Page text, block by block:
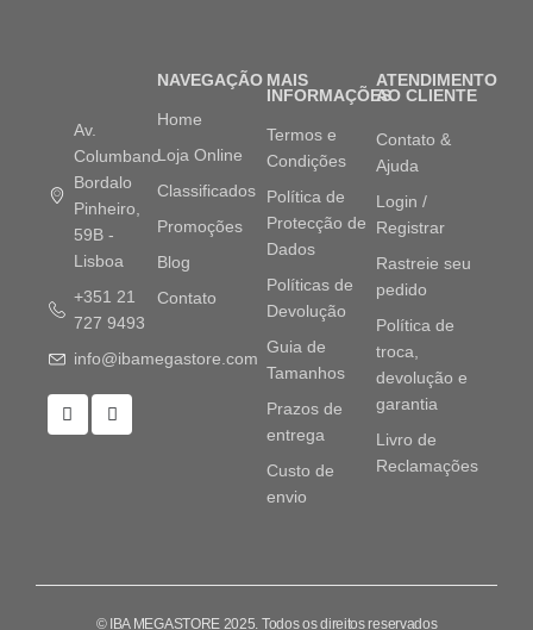
Av.
Columbano
Bordalo
Pinheiro,
59B -
Lisboa
+351 21
727 9493
info@ibamegastore.com
NAVEGAÇÃO
Home
Loja Online
Classificados
Promoções
Blog
Contato
MAIS
INFORMAÇÕES
Termos e
Condições
Política de
Protecção de
Dados
Políticas de
Devolução
Guia de
Tamanhos
Prazos de
entrega
Custo de
envio
ATENDIMENTO
AO CLIENTE
Contato &
Ajuda
Login /
Registrar
Rastreie seu
pedido
Política de
troca,
devolução e
garantia
Livro de
Reclamações
© IBA MEGASTORE 2025. Todos os direitos reservados